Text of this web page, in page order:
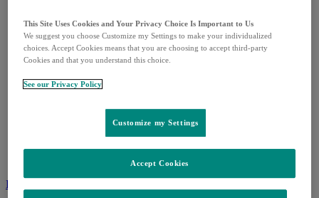
Infektionskrankheiten
Lungenhochdruck
Produktübersicht
Arzneimittelentwicklung
Standorte & MSD als Arbeitgeber
Bewirb dich
HPV-Förderpreis
HPV Förderpreis
Kontakt
This Site Uses Cookies and Your Privacy Choice Is Important to Us
We suggest you choose Customize my Settings to make your individualized
choices. Accept Cookies means that you are choosing to accept third-party
Cookies and that you understand this choice.
See our Privacy Policy
Customize my Settings
Accept Cookies